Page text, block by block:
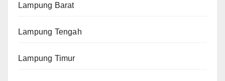
Lampung Barat
Lampung Tengah
Lampung Timur